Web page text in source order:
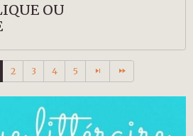
OU
2 3 4 5